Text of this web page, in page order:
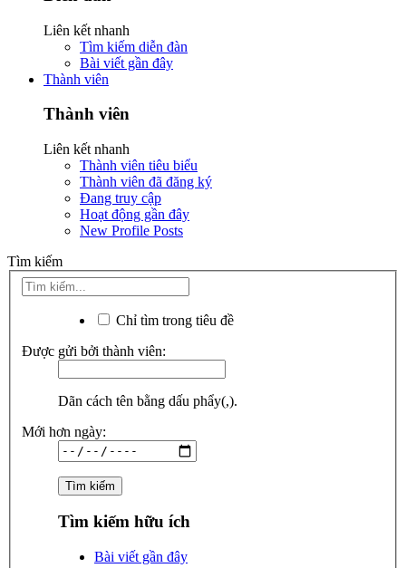
Liên kết nhanh
Tìm kiếm diễn đàn
Bài viết gần đây
Thành viên
Thành viên
Liên kết nhanh
Thành viên tiêu biểu
Thành viên đã đăng ký
Đang truy cập
Hoạt động gần đây
New Profile Posts
Tìm kiếm
Chỉ tìm trong tiêu đề
Được gửi bởi thành viên:
Dãn cách tên bằng dấu phẩy(,).
Mới hơn ngày:
Tìm kiếm hữu ích
Bài viết gần đây